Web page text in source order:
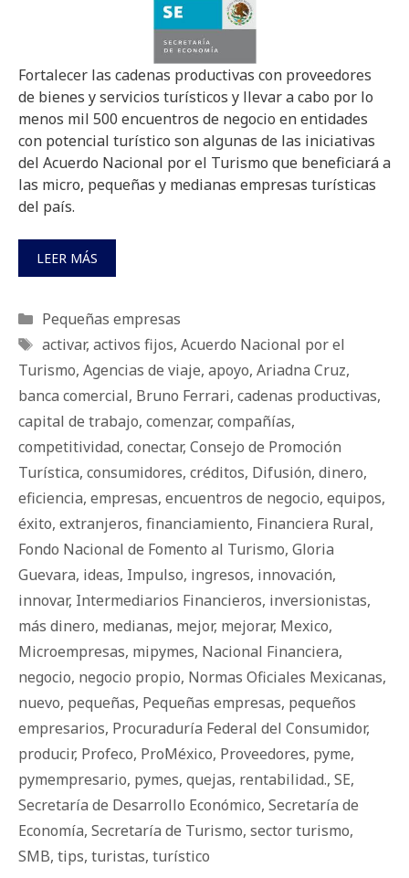
Fortalecer las cadenas productivas con proveedores
de bienes y servicios turísticos y llevar a cabo por lo
menos mil 500 encuentros de negocio en entidades
con potencial turístico son algunas de las iniciativas
del Acuerdo Nacional por el Turismo que beneficiará a
las micro, pequeñas y medianas empresas turísticas
del país.
LEER MÁS
Categorías
Pequeñas empresas
Etiquetas
activar, activos fijos, Acuerdo Nacional por el
Turismo, Agencias de viaje, apoyo, Ariadna Cruz,
banca comercial, Bruno Ferrari, cadenas productivas,
capital de trabajo, comenzar, compañías,
competitividad, conectar, Consejo de Promoción
Turística, consumidores, créditos, Difusión, dinero,
eficiencia, empresas, encuentros de negocio, equipos,
éxito, extranjeros, financiamiento, Financiera Rural,
Fondo Nacional de Fomento al Turismo, Gloria
Guevara, ideas, Impulso, ingresos, innovación,
innovar, Intermediarios Financieros, inversionistas,
más dinero, medianas, mejor, mejorar, Mexico,
Microempresas, mipymes, Nacional Financiera,
negocio, negocio propio, Normas Oficiales Mexicanas,
nuevo, pequeñas, Pequeñas empresas, pequeños
empresarios, Procuraduría Federal del Consumidor,
producir, Profeco, ProMéxico, Proveedores, pyme,
pymempresario, pymes, quejas, rentabilidad., SE,
Secretaría de Desarrollo Económico, Secretaría de
Economía, Secretaría de Turismo, sector turismo,
SMB, tips, turistas, turístico